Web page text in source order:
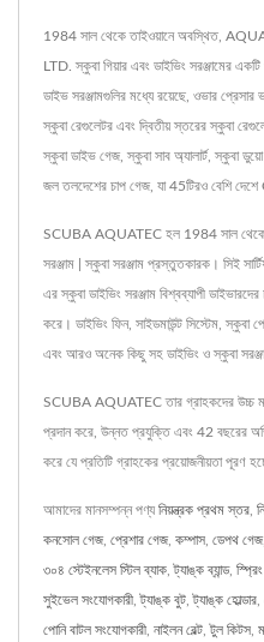
1984 সাল থেকে তাইওয়ানে অবস্থিত,
LTD. স্কুবা গিয়ার এবং ডাইভিং সরঞ্জামের
ডাইভ সরঞ্জামগুলির মধ্যে রয়েছে, ওভার
স্কুবা রেগুলেটর এবং দ্বিতীয় স্তরের স্কুবা
স্কুবা ডাইভ গেজ, স্কুবা সাব অ্যালার্ট, স্কুবা
জল তলদেশের চাপ গেজ, যা 45টিরও বেশি দেশে
SCUBA AQUATEC হল 1984 সাল থেকে
সরঞ্জাম | স্কুবা সরঞ্জাম প্রস্তুতকারক। সিই
এর স্কুবা ডাইভিং সরঞ্জাম বিশ্বব্যাপী
করে। ডাইভিং ফিন, সাইডমাউন্ট সিস্টেম, স্কুবা
এবং আরও অনেক কিছু সহ ডাইভিং ও স্কুবা
SCUBA AQUATEC তার গ্রাহকদের উচ্চ
প্রদান করে, উন্নত প্রযুক্তি এবং 42 বছরের
করে যে প্রতিটি গ্রাহকের প্রয়োজনীয়তা পূরণ
আমাদের মানসম্পন্ন পণ্য নিয়ন্ত্রক প্রথম স্তর
কনসোল গেজ, প্রেশার গেজ, কম্পাস ডেপথ গেজ,
৩০৪ স্টেইনলেস স্টিল ব্যাক ,ট্যাঙ্ক ব্যান্ড,
সুইভেল সংযোগকারী ,ট্যাঙ্ক বুট ,ট্যাঙ্ক হোল্ডার
পোনি বাটল সংযোগকারী নাইলন বেল্ট ,টুল কিটস